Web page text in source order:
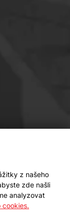
nás
z našeho
zde našli
analyzovat
cookies.